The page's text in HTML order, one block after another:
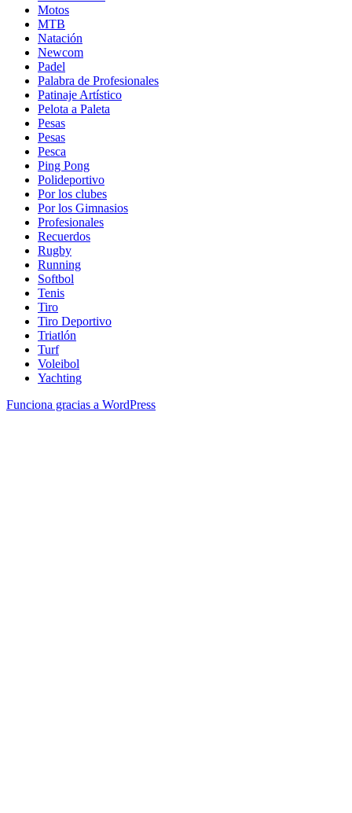
Motos
MTB
Natación
Newcom
Padel
Palabra de Profesionales
Patinaje Artístico
Pelota a Paleta
Pesas
Pesas
Pesca
Ping Pong
Polideportivo
Por los clubes
Por los Gimnasios
Profesionales
Recuerdos
Rugby
Running
Softbol
Tenis
Tiro
Tiro Deportivo
Triatlón
Turf
Voleibol
Yachting
Funciona gracias a WordPress